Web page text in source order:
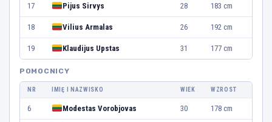
17 Pijus Sirvys 28 183 cm
18 Vilius Armalas 26 192 cm
19 Klaudijus Upstas 31 177 cm
POMOCNICY
NR IMIĘ I NAZWISKO WIEK WZROST
6 Modestas Vorobjovas 30 178 cm